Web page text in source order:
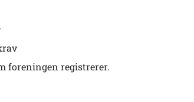
foreningen registrerer.